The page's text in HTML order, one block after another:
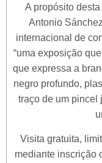
A propósito
Antonio
internacional de
“uma exposição
que expressa a
negro profundo,
traço de um pincel
Visita gratuita,
mediante inscrição